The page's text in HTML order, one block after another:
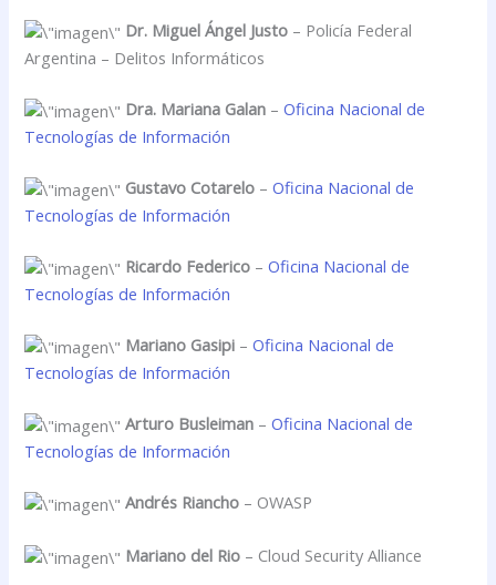
Dr. Miguel Ángel Justo – Policía Federal
Argentina – Delitos Informáticos
Dra. Mariana Galan –Oficina Nacional de
Tecnologías de Información
Gustavo Cotarelo –Oficina Nacional de
Tecnologías de Información
Ricardo Federico –Oficina Nacional de
Tecnologías de Información
Mariano Gasipi –Oficina Nacional de
Tecnologías de Información
Arturo Busleiman –Oficina Nacional de
Tecnologías de Información
Andrés Riancho – OWASP
Mariano del Rio – Cloud Security Alliance